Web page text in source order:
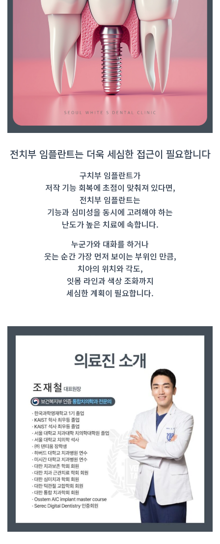
전치부 임플란트는 더욱 세심한 접근이 필요합니다
구치부 임플란트가
저작 기능 회복에 초점이 맞춰져 있다면,
전치부 임플란트는
기능과 심미성을 동시에 고려해야 하는
난도가 높은 치료에 속합니다.
누군가와 대화를 하거나
웃는 순간 가장 먼저 보이는 부위인 만큼,
치아의 위치와 각도,
잇몸 라인과 색상 조화까지
세심한 계획이 필요합니다.